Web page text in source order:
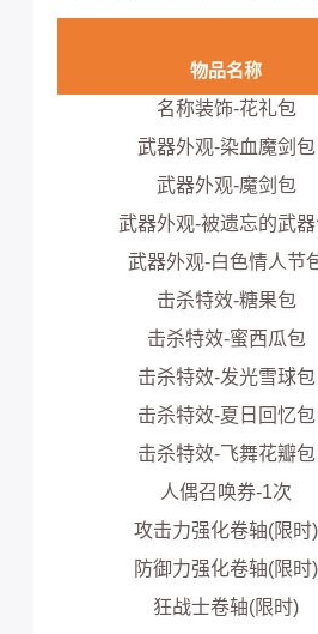
物品名称
名称装饰-花礼包
武器外观-染血魔剑包
武器外观-魔剑包
武器外观-被遗忘的武
武器外观-白色情人节
击杀特效-糖果包
击杀特效-蜜西瓜包
击杀特效-发光雪球包
击杀特效-夏日回忆包
击杀特效-飞舞花瓣包
人偶召唤券-1次
攻击力强化卷轴(限时)
防御力强化卷轴(限时)
狂战士卷轴(限时)